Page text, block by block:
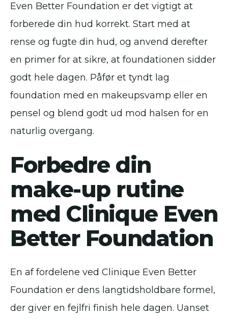
Even Better Foundation er det vigtigt at
forberede din hud korrekt. Start med at
rense og fugte din hud, og anvend derefter
en primer for at sikre, at foundationen sidder
godt hele dagen. Påfør et tyndt lag
foundation med en makeupsvamp eller en
pensel og blend godt ud mod halsen for en
naturlig overgang.
Forbedre din
make-up rutine
med Clinique Even
Better Foundation
En af fordelene ved Clinique Even Better
Foundation er dens langtidsholdbare formel,
der giver en fejlfri finish hele dagen. Uanset